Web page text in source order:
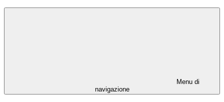
Menu di
navigazione